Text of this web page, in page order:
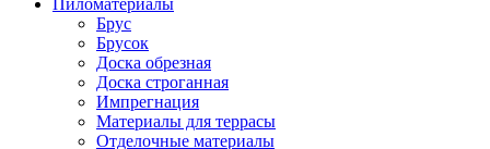
Пиломатериалы
Брус
Брусок
Доска обрезная
Доска строганная
Импрегнация
Материалы для террасы
Отделочные материалы